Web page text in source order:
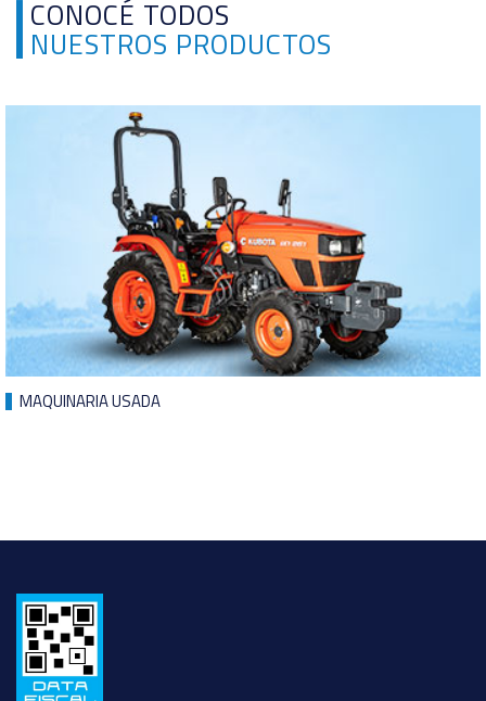
CONOCÉ TODOS
NUESTROS PRODUCTOS
MAQUINARIA USADA